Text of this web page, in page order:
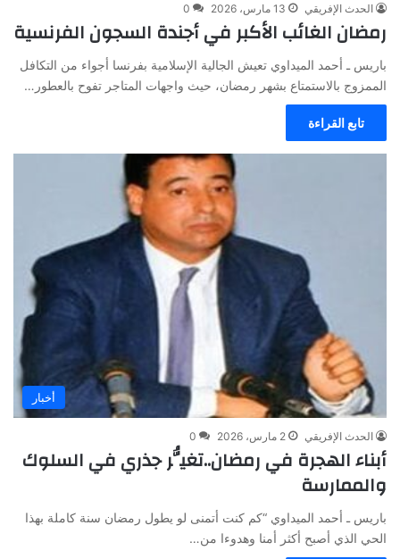
الحدث الإفريقي 13 مارس، 2026 0
رمضان الغائب الأكبر في أجندة السجون الفرنسية
باريس ـ أحمد الميداوي تعيش الجالية الإسلامية بفرنسا أجواء من التكافل
الممزوج بالاستمتاع بشهر رمضان، حيث واجهات المتاجر تفوح بالعطور…
تابع القراءة
أخبار
الحدث الإفريقي 2 مارس، 2026 0
أبناء الهجرة في رمضان..تغيُّر جذري في السلوك
والممارسة
باريس ـ أحمد الميداوي “كم كنت أتمنى لو يطول رمضان سنة كاملة بهذا
الحي الذي أصبح أكثر أمنا وهدوءا من…